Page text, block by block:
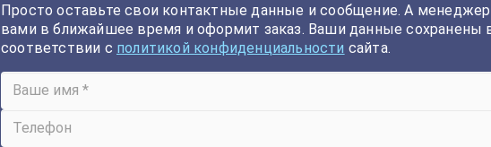
Просто оставьте свои контактные данные и сообщение. А
вами в ближайшее время и оформит заказ. Ваши данные сохранены
соответствии с политикой конфиденциальности сайта.